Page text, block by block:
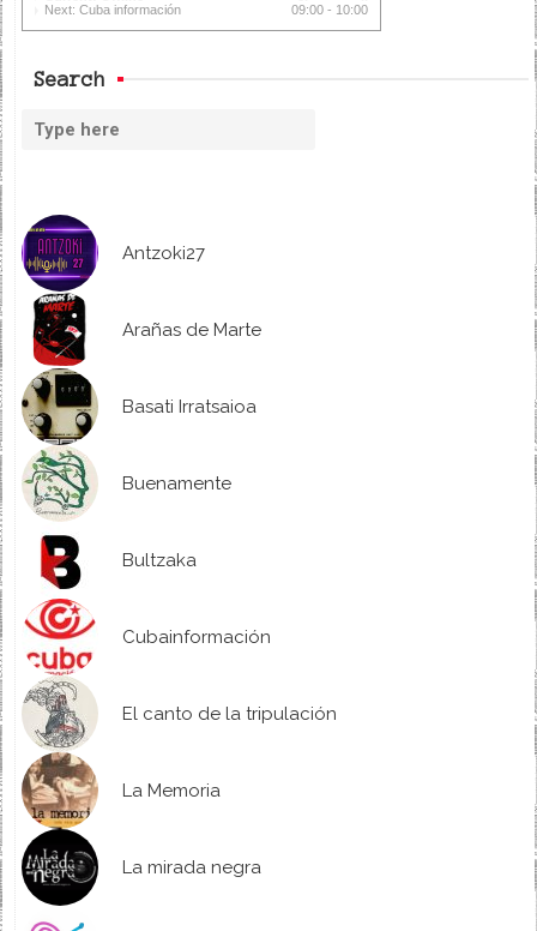
Next: Cuba información
09:00 - 10:00
Search
Antzoki27
Arañas de Marte
Basati Irratsaioa
Buenamente
Bultzaka
Cubainformación
El canto de la tripulación
La Memoria
La mirada negra